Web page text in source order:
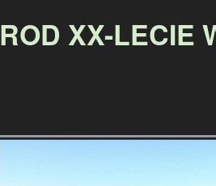
ROD XX-LECIE